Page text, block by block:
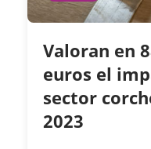
Valoran en
euros el
sector
2023